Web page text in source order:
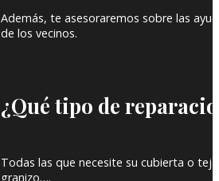
Además, te asesoraremos sobre las
de los vecinos.
¿Qué tipo de
Todas las que necesite su cubierta o
granizo….